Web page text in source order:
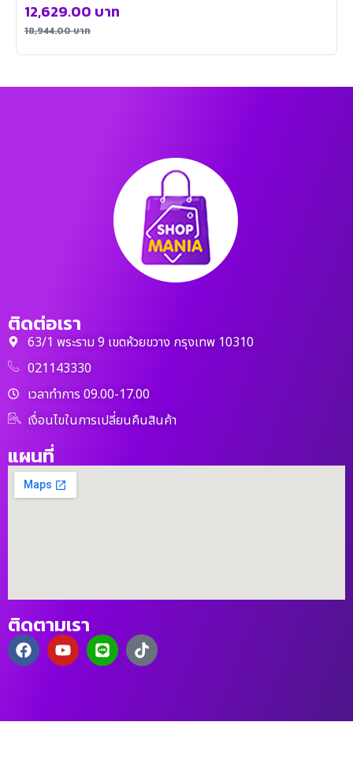
18,944.00บาท
12,629.00 บาท
ติดต่อเรา
63/1 พระราม 9 เขตห้วยขวาง กรุงเทพ 10310
021143330
เวลาทำการ 09.00-17.00
เงื่อนไขในการเปลี่ยนคืนสินค้า
แผนที่
ติดตามเรา